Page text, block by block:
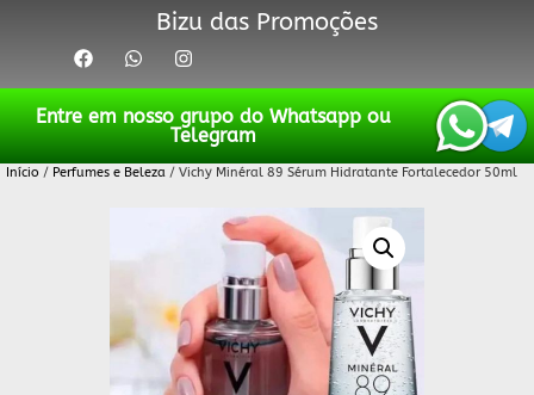
Bizu das Promoções
Entre em nosso grupo do Whatsapp ou
Telegram
Início / Perfumes e Beleza / Vichy Minéral 89 Sérum Hidratante Fortalecedor 50ml